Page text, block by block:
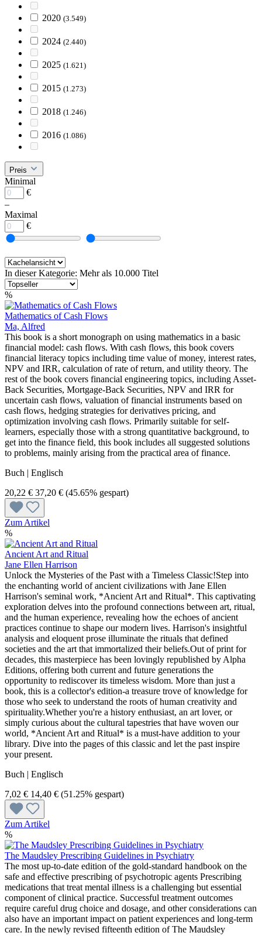
2020 (3.549)
2024 (2.440)
2025 (1.621)
2015 (1.273)
2018 (1.246)
2016 (1.086)
Preis
Minimal
€
–
Maximal
€
In dieser Kategorie: Mehr als 10.000 Titel
%
Mathematics of Cash Flows
Ma, Alfred
This book is a short monograph on using mathematics in a basic
financial model: cash flows. With cash flows, this book covers
financial literacy topics including time value of money, interest rates,
NPV and IRR, calculation of rate of return, and utility theory. The
rest of the book covers financial engineering topics, including Asset-
Back Securities, Mortgage-Back Securities, NPV and IRR for
uncertain cash flows, valuation of financial instruments based on
cash flows, hedging strategies for derivatives pricing, and
optimization involving cash flows. Primarily suitable for self-
learners, especially those with a strong quantitative background, to
get into the finance field, this book includes all suggested solutions
to problems, mainly arising from the practical area of finance.
Buch | Englisch
20,22 € 37,20 € (45.65% gespart)
Zum Artikel
%
Ancient Art and Ritual
Jane Ellen Harrison
Unlock the Mysteries of the Past with a Timeless Classic!Step into
the enchanting world of ancient civilizations with Jane Ellen
Harrison's seminal work, *Ancient Art and Ritual*. This captivating
exploration delves into the profound connections between art, ritual,
and the human experience, revealing how the echoes of ancient
practices continue to shape our modern lives. Harrison's insightful
analysis and eloquent prose illuminate the rituals that defined
societies and the art that immortalized their beliefs.Out of print for
decades, this masterpiece has been lovingly republished by Alpha
Editions, offering both current and future generations the
opportunity to rediscover its timeless wisdom. More than just a
book, this is a collector's edition-a treasure trove of knowledge for
those who seek to understand the roots of human creativity and
spirituality.Whether you're a history enthusiast, an art lover, or
simply curious about the cultural tapestries that have woven our
world, *Ancient Art and Ritual* is a must-have addition to your
library. Dive into the pages of this classic and let the past inspire
your present.
Buch | Englisch
7,02 € 14,40 € (51.25% gespart)
Zum Artikel
%
The Maudsley Prescribing Guidelines in Psychiatry
The most up-to-date edition of the gold-standard handbook on the
safe and effective prescribing of psychotropic agents Prescribing
medications that treat mental illness is a challenging but essential
component of clinical practice. Successful treatment outcomes
require careful drug choice and dosage, and other considerations can
also have an important impact on patient experiences and long-term
care. In the newly revised fifteenth edition of The Maudsley